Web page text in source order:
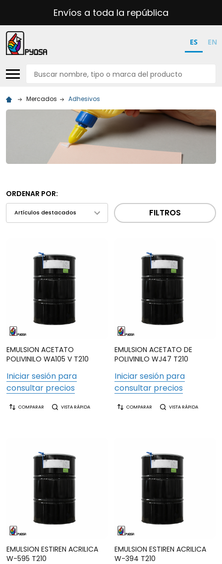
Envíos a toda la república
ES EN
Buscar
Mercados Adhesivos
ORDENAR POR:
FILTROS
EMULSION ACETATO
POLIVINILO WA105 V T210
Iniciar sesión para
consultar precios
COMPARAR VISTA RÁPIDA
EMULSION ACETATO DE
POLIVINILO WJ47 T210
Iniciar sesión para
consultar precios
COMPARAR VISTA RÁPIDA
EMULSION ESTIREN ACRILICA
W-595 T210
EMULSION ESTIREN ACRILICA
W-394 T210